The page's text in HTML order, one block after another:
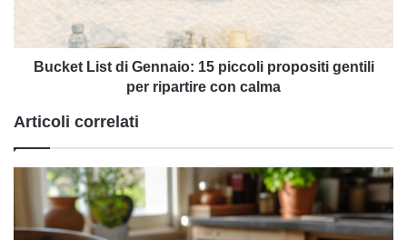
per
ripartireBucket List di Gennaio: 15 piccoli propositi gentili
per ripartire con calma
Articoli correlati